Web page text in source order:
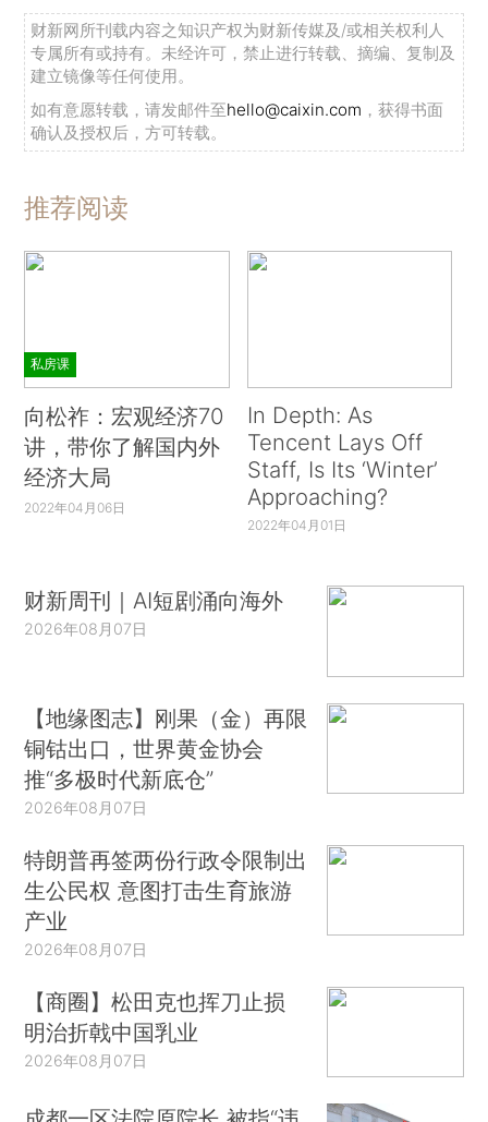
财新网所刊载内容之知识产权为财新传媒及/或相关权利人
专属所有或持有。未经许可，禁止进行转载、摘编、复制及
建立镜像等任何使用。
如有意愿转载，请发邮件至hello@caixin.com ，获得书面
确认及授权后，方可转载。
推荐阅读
私房课
向松祚：宏观经济70
讲，带你了解国内外
经济大局
2022年04月06日
In Depth: As
Tencent Lays Off
Staff, Is Its ‘Winter’
Approaching?
2022年04月01日
财新周刊｜AI短剧涌向海外
2026年08月07日
【地缘图志】刚果（金）再限
铜钴出口，世界黄金协会
推“多极时代新底仓”
2026年08月07日
特朗普再签两份行政令限制出
生公民权 意图打击生育旅游
产业
2026年08月07日
【商圈】松田克也挥刀止损
明治折戟中国乳业
2026年08月07日